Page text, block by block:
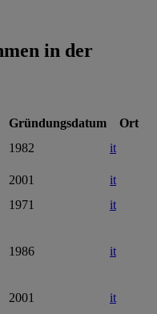
in der
Gründungsdatum
Ort
1982
it
2001
it
1971
it
1986 it
2001
it